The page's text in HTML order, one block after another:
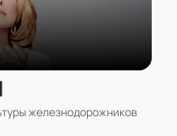
железнодорожников